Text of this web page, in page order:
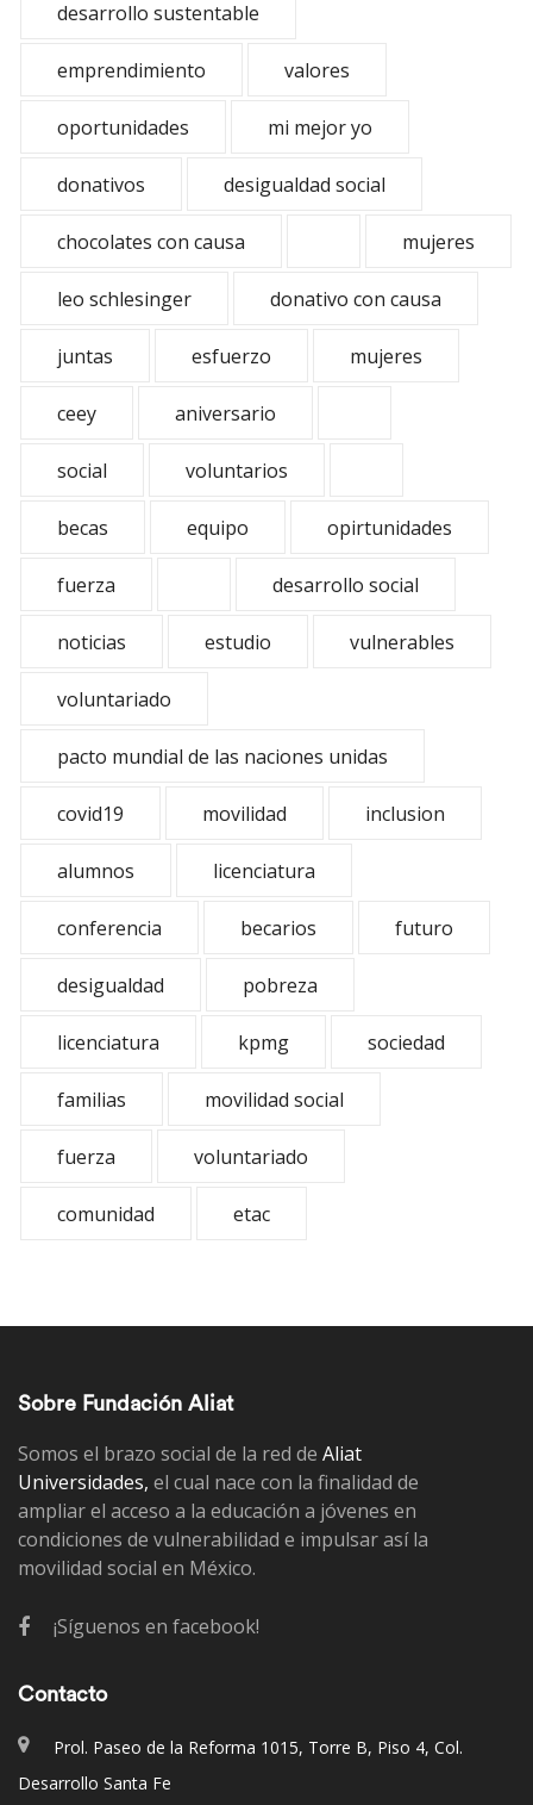
desarrollo sustentable
emprendimiento valores
oportunidades mi mejor yo
donativos desigualdad social
chocolates con causa mujeres
leo schlesinger donativo con causa
juntas esfuerzo mujeres
ceey aniversario
social voluntarios
becas equipo opirtunidades
fuerza desarrollo social
noticias estudio vulnerables
voluntariado
pacto mundial de las naciones unidas
covid19 movilidad inclusion
alumnos licenciatura
conferencia becarios futuro
desigualdad pobreza
licenciatura kpmg sociedad
familias movilidad social
fuerza voluntariado
comunidad etac
Sobre Fundación Aliat
Somos el brazo social de la red de Aliat
Universidades, el cual nace con la finalidad de
ampliar el acceso a la educación a jóvenes en
condiciones de vulnerabilidad e impulsar así la
movilidad social en México.
¡Síguenos en facebook!
Contacto
Prol. Paseo de la Reforma 1015, Torre B, Piso 4, Col.
Desarrollo Santa Fe